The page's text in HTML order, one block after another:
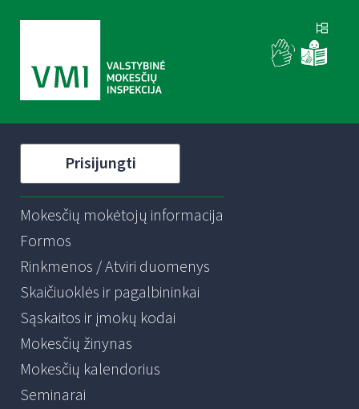
Prisijungti
Mokesčių mokėtojų informacija
Formos
Rinkmenos / Atviri duomenys
Skaičiuoklės ir pagalbininkai
Sąskaitos ir įmokų kodai
Mokesčių žinynas
Mokesčių kalendorius
Seminarai